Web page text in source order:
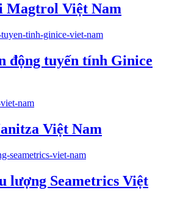
Magtrol Việt Nam
động tuyến tính Ginice
Việt Nam
lượng Seametrics Việt